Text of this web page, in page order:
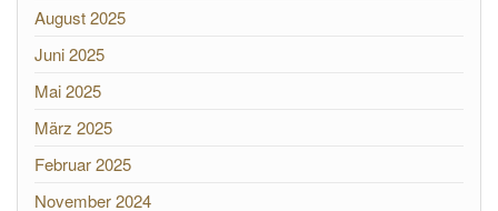
August 2025
Juni 2025
Mai 2025
März 2025
Februar 2025
November 2024